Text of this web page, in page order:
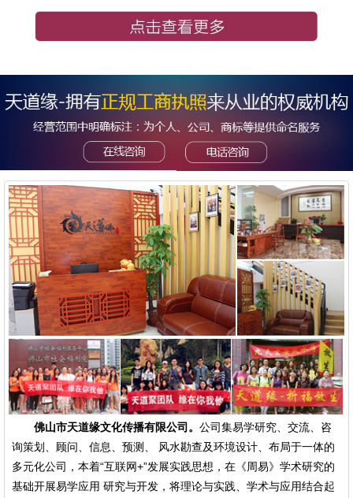
佛山市天道缘文化传播有限公司。 公司集易学研究、交流、咨
询策划、顾问、信息、预测、 风水勘查及环境设计、布局于一体的
多元化公司，本着“互联网+”发展实践思想，在《周易》学术研究的
基础开展易学应用 研究与开发，将理论与实践、学术与应用结合起